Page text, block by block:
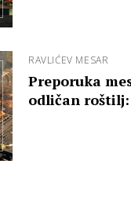
RAVLIĆEV MESAR
Preporuka
odličan roštilj: